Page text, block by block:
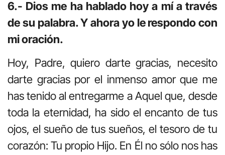
6.- Dios me ha hablado hoy a mí a través
de su palabra. Y ahora yo le respondo con
mi oración.
Hoy, Padre, quiero darte gracias, necesito
darte gracias por el inmenso amor que me
has tenido al entregarme a Aquel que, desde
toda la eternidad, ha sido el encanto de tus
ojos, el sueño de tus sueños, el tesoro de tu
corazón: Tu propio Hijo. En Él no sólo nos has